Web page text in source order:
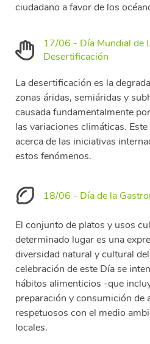
ciudadano a favor de los
17/06 - Día Mundial de
Desertificación
La desertificación es la
zonas áridas, semiáridas y
causada fundamentalmente
las variaciones climáticas.
acerca de las iniciativas
estos fenómenos.
18/06 - Día de la
El conjunto de platos y usos
determinado lugar es una
diversidad natural y cultural
celebración de este Día se
hábitos alimenticios -que
preparación y consumición de
respetuosos con el medio
locales.